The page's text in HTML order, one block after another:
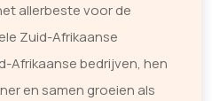
allerbeste voor de
Zuid-Afrikaanse
Afrikaanse bedrijven, hen
en samen groeien als